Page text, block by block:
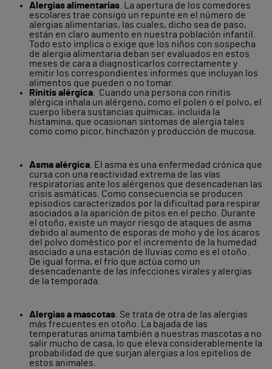
Alergias alimentarias. La apertura de los comedores
escolares trae consigo un repunte en el número de
alergias alimentarias, las cuales, dicho sea de paso,
están en claro aumento en nuestra población infantil.
Todo esto implica o exige que los niños con sospecha
de alergia alimentaria deban ser evaluados en estos
meses de cara a diagnosticarlos correctamente y
emitir los correspondientes informes que incluyan los
alimentos que pueden o no tomar.
Rinitis alérgica. Cuando una persona con rinitis
alérgica inhala un alérgeno, como el polen o el polvo, el
cuerpo libera sustancias químicas, incluida la
histamina, que ocasionan síntomas de alergia tales
como como picor, hinchazón y producción de mucosa.
Asma alérgica. El asma es una enfermedad crónica que
cursa con una reactividad extrema de las vías
respiratorias ante los alérgenos que desencadenan las
crisis asmáticas. Como consecuencia se producen
episodios caracterizados por la dificultad para respirar
asociados a la aparición de pitos en el pecho. Durante
el otoño, existe un mayor riesgo de ataques de asma
debido al aumento de esporas de moho y de los ácaros
del polvo doméstico por el incremento de la humedad
asociado a una estación de lluvias como es el otoño.
De igual forma, el frío que actúa como un
desencadenante de las infecciones virales y alergias
de la temporada.
Alergias a mascotas. Se trata de otra de las alergias
más frecuentes en otoño. La bajada de las
temperaturas anima también a nuestras mascotas a no
salir mucho de casa, lo que eleva considerablemente la
probabilidad de que surjan alergias a los epitelios de
estos animales.